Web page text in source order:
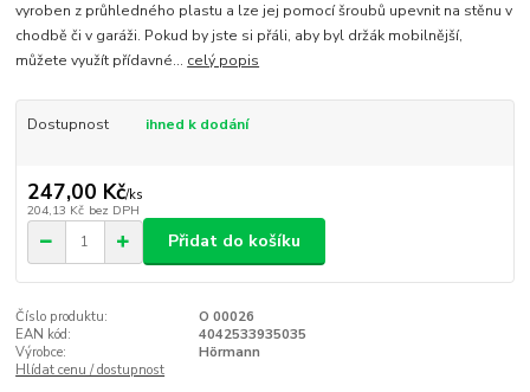
vyroben z průhledného plastu a lze jej pomocí šroubů upevnit na stěnu v
chodbě či v garáži. Pokud by jste si přáli, aby byl držák mobilnější,
můžete využít přídavné... celý popis
Dostupnost ihned k dodání
247,00 Kč/ks
204,13 Kč bez DPH
Přidat do košíku
Číslo produktu:
O 00026
EAN kód:
4042533935035
Výrobce:
Hörmann
Hlídat cenu / dostupnost